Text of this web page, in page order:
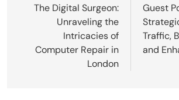
navigation
The Digital Surgeon:
Unraveling the
Intricacies of
Computer Repair in
London
Guest
Traffic,
and